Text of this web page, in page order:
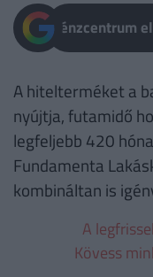
Pénzcentrum
A hitelterméket a
nyújtja, futamidő
legfeljebb 420
Fundamenta
kombináltan is
A
Kövess